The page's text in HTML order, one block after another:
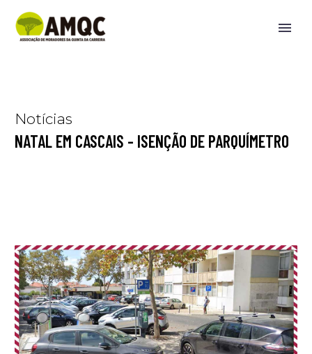
Notícias
NATAL EM CASCAIS - ISENÇÃO DE PARQUÍMETRO